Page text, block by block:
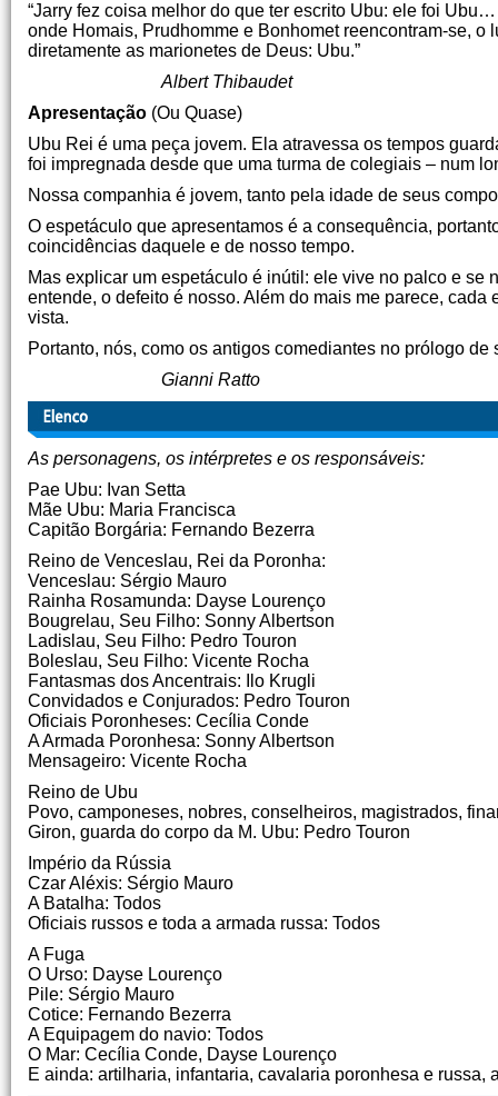
“Jarry fez coisa melhor do que ter escrito Ubu: ele foi
onde Homais, Prudhomme e Bonhomet reencontram-se,
diretamente as marionetes de Deus: Ubu.”
Albert Thibaudet
Apresentação (Ou Quase)
Ubu Rei é uma peça jovem. Ela atravessa os tempos
foi impregnada desde que uma turma de colegiais – num
Nossa companhia é jovem, tanto pela idade de seus
O espetáculo que apresentamos é a consequência,
coincidências daquele e de nosso tempo.
Mas explicar um espetáculo é inútil: ele vive no palco e
entende, o defeito é nosso. Além do mais me parece,
vista.
Portanto, nós, como os antigos comediantes no prólogo
Gianni Ratto
As personagens, os intérpretes e os responsáveis:
Pae Ubu: Ivan Setta
Mãe Ubu: Maria Francisca
Capitão Borgária: Fernando Bezerra
Reino de Venceslau, Rei da Poronha:
Venceslau: Sérgio Mauro
Rainha Rosamunda: Dayse Lourenço
Bougrelau, Seu Filho: Sonny Albertson
Ladislau, Seu Filho: Pedro Touron
Boleslau, Seu Filho: Vicente Rocha
Fantasmas dos Ancentrais: Ilo Krugli
Convidados e Conjurados: Pedro Touron
Oficiais Poronheses: Cecília Conde
A Armada Poronhesa: Sonny Albertson
Mensageiro: Vicente Rocha
Reino de Ubu
Povo, camponeses, nobres, conselheiros, magistrados,
Giron, guarda do corpo da M. Ubu: Pedro Touron
Império da Rússia
Czar Aléxis: Sérgio Mauro
A Batalha: Todos
Oficiais russos e toda a armada russa: Todos
A Fuga
O Urso: Dayse Lourenço
Pile: Sérgio Mauro
Cotice: Fernando Bezerra
A Equipagem do navio: Todos
O Mar: Cecília Conde, Dayse Lourenço
E ainda: artilharia, infantaria, cavalaria poronhesa e russa,